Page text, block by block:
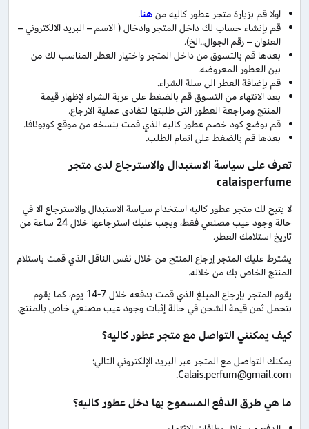
اولا قم بزيارة متجر عطور كاليه منهنا.
قم بإنشاء حساب لك داخل المتجر وادخال ( الاسم – البريد الالكتروني –
العنوان – رقم الجوال..الخ).
بعدها قم بالتسوق من داخل المتجر واختيار العطر المناسب لك من
بين العطور المعروضه.
قم بإضافة العطر الى سلة الشراء.
بعد الانتهاء من التسوق قم بالضغط على عربة الشراء لإظهار قيمة
المنتج ومراجعة العطور التى طلبتها لتفادى عملية الارجاع.
قم بوضع كود خصم عطور كاليه الذي قمت بنسخه من موقع كوبونافا.
بعدها قم بالضغط على اتمام الطلب.
تعرف على سياسة الاستبدال والاسترجاع لدى متجر
calaisperfume
لا يتيح لك متجر عطور كاليه استخدام سياسة الاستبدال والاسترجاع الا في
حالة وجود عيب مصنعي فقط، ويجب عليك استرجاعها خلال 24 ساعة من
تاريخ استلامك العطر.
يشترط عليك المتجر إرجاع المنتج من خلال نفس الناقل الذي قمت باستلام
المنتج الخاص بك من خلاله.
يقوم المتجر بإرجاع المبلغ الذي قمت بدفعه خلال 7-14 يوم، كما يقوم
بتحمل ثمن قيمة الشحن في حالة إثبات وجود عيب مصنعي خاص بالمنتج.
كيف يمكنني التواصل مع متجر عطور كاليه؟
يمكنك التواصل مع المتجر عبر البريد الإلكتروني التالي:
Calais.perfum@gmail.com.
ما هي طرق الدفع المسموح بها دخل عطور كاليه؟